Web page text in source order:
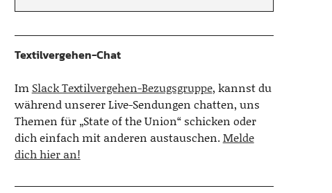
Textilvergehen-Chat
Im Slack Textilvergehen-Bezugsgruppe, kannst du
während unserer Live-Sendungen chatten, uns
Themen für „State of the Union“ schicken oder
dich einfach mit anderen austauschen.Melde
dich hier an!